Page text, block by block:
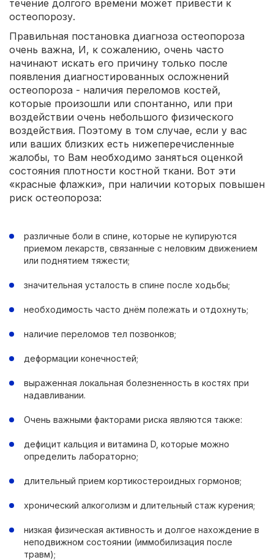
течение долгого времени может привести к
остеопорозу.
Правильная постановка диагноза остеопороза
очень важна, И, к сожалению, очень часто
начинают искать его причину только после
появления диагностированных осложнений
остеопороза - наличия переломов костей,
которые произошли или спонтанно, или при
воздействии очень небольшого физического
воздействия. Поэтому в том случае, если у вас
или ваших близких есть нижеперечисленные
жалобы, то Вам необходимо заняться оценкой
состояния плотности костной ткани. Вот эти
«красные флажки», при наличии которых повышен
риск остеопороза:
различные боли в спине, которые не купируются
приемом лекарств, связанные с неловким движением
или поднятием тяжести;
значительная усталость в спине после ходьбы;
необходимость часто днём полежать и отдохнуть;
наличие переломов тел позвонков;
деформации конечностей;
выраженная локальная болезненность в костях при
надавливании.
Очень важными факторами риска являются также:
дефицит кальция и витамина D, которые можно
определить лабораторно;
длительный прием кортикостероидных гормонов;
хронический алкоголизм и длительный стаж курения;
низкая физическая активность и долгое нахождение в
неподвижном состоянии (иммобилизация после
травм);